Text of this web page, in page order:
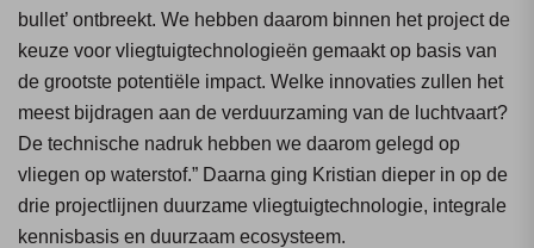
bullet’ ontbreekt. We hebben daarom binnen het project de
keuze voor vliegtuigtechnologieën gemaakt op basis van
de grootste potentiële impact. Welke innovaties zullen het
meest bijdragen aan de verduurzaming van de luchtvaart?
De technische nadruk hebben we daarom gelegd op
vliegen op waterstof.” Daarna ging Kristian dieper in op de
drie projectlijnen duurzame vliegtuigtechnologie, integrale
kennisbasis en duurzaam ecosysteem.